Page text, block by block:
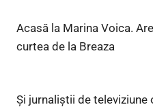
Acasă la Marina Voica.
curtea de la Breaza
Și jurnaliștii de televiziune